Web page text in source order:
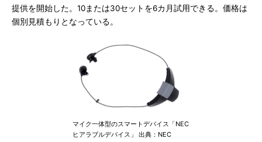
提供を開始した。10または30セットを6カ月試用できる。価格は
個別見積もりとなっている。
マイク一体型のスマートデバイス「NEC
ヒアラブルデバイス」 出典：NEC